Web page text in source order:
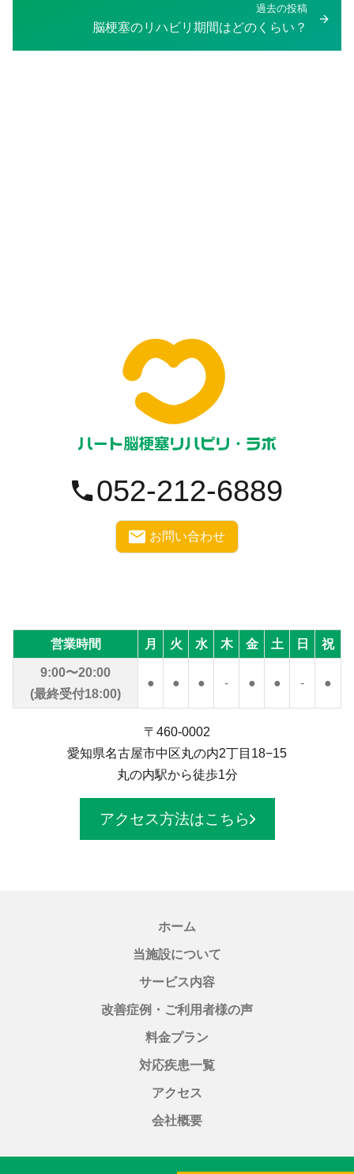
シ
過去の投稿
の
脳梗塞のリハビリ期間はどのくらい？
052-212-6889
お問い合わせ
営業時間 月 火 水 木 金 土 日 祝
9:00〜20:00
(最終受付18:00)
● ● ● - ● ● - ●
〒460-0002
愛知県名古屋市中区丸の内2丁目18−15
丸の内駅から徒歩1分
アクセス方法はこちら
ホーム
当施設について
サービス内容
改善症例・ご利用者様の声
料金プラン
対応疾患一覧
アクセス
会社概要